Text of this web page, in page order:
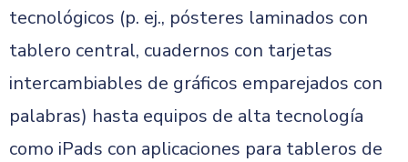
tecnológicos (p. ej., pósteres laminados con
tablero central, cuadernos con tarjetas
intercambiables de gráficos emparejados con
palabras) hasta equipos de alta tecnología
como iPads con aplicaciones para tableros de